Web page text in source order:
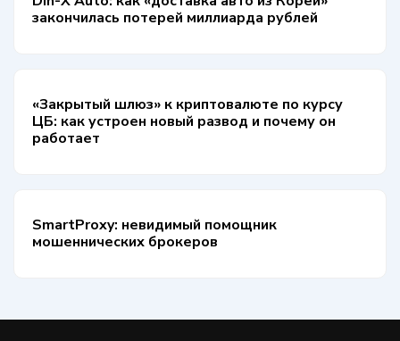
закончилась потерей миллиарда рублей
«Закрытый шлюз» к криптовалюте по курсу
ЦБ: как устроен новый развод и почему он
работает
SmartProxy: невидимый помощник
мошеннических брокеров